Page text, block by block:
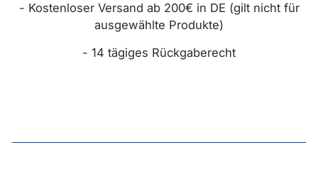
- Kostenloser Versand ab 200€ in DE (gilt nicht für
ausgewählte Produkte)
- 14 tägiges Rückgaberecht